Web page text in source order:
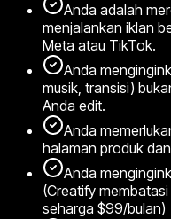
Anda adalah
menjalankan iklan
Meta atau TikTok.
Anda
musik, transisi)
Anda edit.
Anda
halaman produk
Anda
(Creatify
seharga $99/bulan)